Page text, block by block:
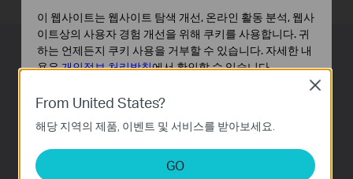
이더넷에 절전 기능을 더하다
이제 기가비트 네트워크로 업그레이드하는 동시에 에너
지를 절약하세요! 차세대 TL-SG1024DE 24 포트 기가비
트 이지 스마트 스위치는 훨씬 적은 전력으로도 네트워
크 용량을 크게 확장할 수 있는 최신 에너지 효율 기술을
자랑합니다. 링크 상태 및 케이블 길이에 따라 자동으로
From United States?
해당 지역의 제품, 이벤트 및 서비스를 받아보세요.
GO
Close
이 웹사이트는 웹사이트 탐색 개선, 온라인 활동 분석, 웹사
이트상의 사용자 경험 개선을 위해 쿠키를 사용합니다. 귀
하는 언제든지 쿠키 사용을 거부할 수 있습니다. 자세한 내
용은개인정보 처리방침에서 확인할 수 있습니다.
이 쿠키는 웹사이트가 작동하는 데 필요하며 사용자의 시
스템에서 비활성화할 수 없습니다.
분석 및 마케팅 쿠키
분석 쿠키는 웹사이트의 기능을 개선하고 조정하기 위해